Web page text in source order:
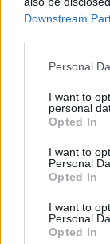
Downstream
Please note
not limited to
grant or deny
use your data
consent section.
Personal
I want to
personal
Opted In
I want to
Personal
Opted In
I want to
Personal
Opted In
ενημερωθείτε
τελευταία νέα
Πιο
Έφυγαν
«Ελπίδα